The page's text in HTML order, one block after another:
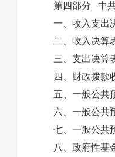
第四部分 中共本
一、收入支出
二、收入决算
三、支出决算
四、财政拨款
五、一般公共预
六、一般公共预
七、一般公共预
八、政府性基金